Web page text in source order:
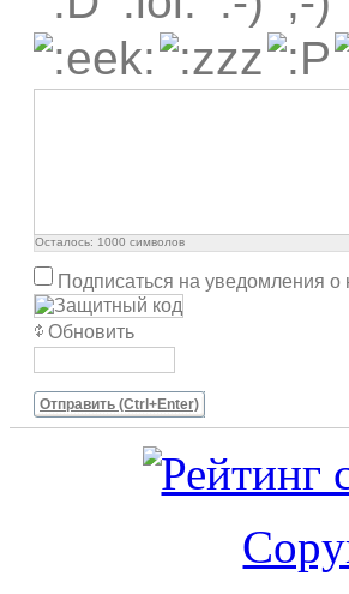
Осталось: 1000 символов
Подписаться на уведомления
Обновить
Отправить (Ctrl+Enter)